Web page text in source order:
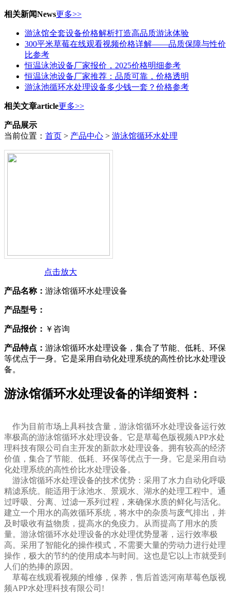
相关新闻News更多>>
游泳馆全套设备价格解析打造高品质游泳体验
300平米草莓在线观看视频价格详解——品质保障与性价
比参考
恒温泳池设备厂家报价，2025价格明细参考
恒温泳池设备厂家推荐：品质可靠，价格透明
游泳池循环水处理设备多少钱一套？价格参考
相关文章article更多>>
产品展示
当前位置： 首页 > 产品中心 > 游泳馆循环水处理
点击放大
产品名称： 游泳馆循环水处理设备
产品型号：
产品报价： ￥咨询
产品特点： 游泳馆循环水处理设备，集合了节能、低耗、环保
等优点于一身。它是采用自动化处理系统的高性价比水处理设
备。
游泳馆循环水处理设备的详细资料：
作为目前市场上具科技含量，游泳馆循环水处理设备运行效
率极高的游泳馆循环水处理设备。它是草莓色版视频APP水处
理科技有限公司自主开发的新款水处理设备。拥有较高的经济
价值，集合了节能、低耗、环保等优点于一身。它是采用自动
化处理系统的高性价比水处理设备。
游泳馆循环水处理设备的技术优势：采用了水力自动化呼吸
精滤系统。能适用于泳池水、景观水、湖水的处理工程中。通
过呼吸、分离、过滤一系列过程，来确保水质的鲜化与活化。
建立一个用水的高效循环系统，将水中的杂质与废气排出，并
及时吸收有益物质，提高水的免疫力。从而提高了用水的质
量。 游泳馆循环水处理设备的水处理优势显著，运行效率极
高。采用了智能化的操作模式，不需要大量的劳动力进行处理
操作，极大的节约的使用成本与时间。这也是它以上市就受到
人们的热捧的原因。
草莓在线观看视频的维修，保养，售后首选河南草莓色版视
频APP水处理科技有限公司!